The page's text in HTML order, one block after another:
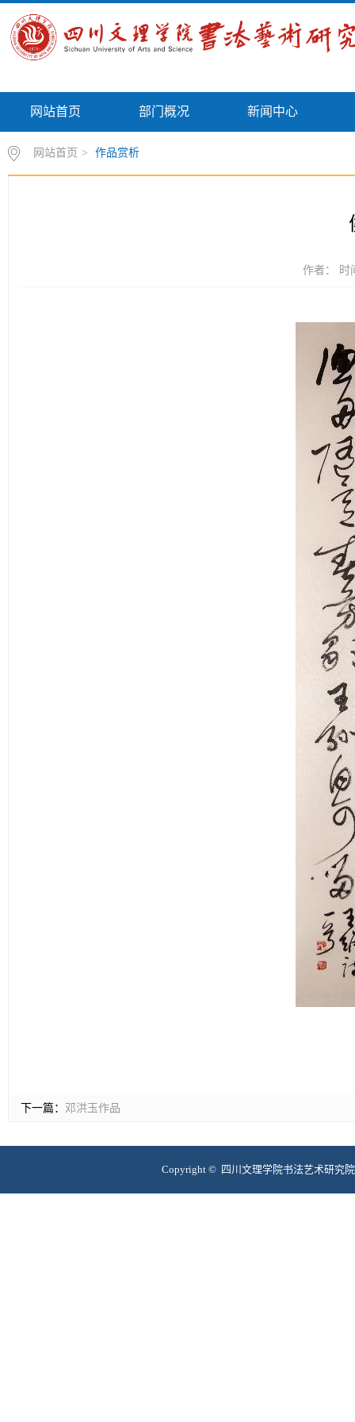
网站首页 部门概况 新闻中心
网站首页 > 作品赏析
作者： 时
下一篇： 邓洪玉作品
Copyright © 四川文理学院书法艺术研究